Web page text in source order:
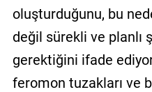
oluşturduğunu, bu
değil sürekli ve planlı
gerektiğini ifade
feromon tuzakları ve